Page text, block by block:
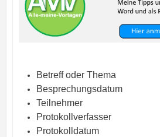
Betreff oder Thema
Besprechungsdatum
Teilnehmer
Protokollverfasser
Protokolldatum